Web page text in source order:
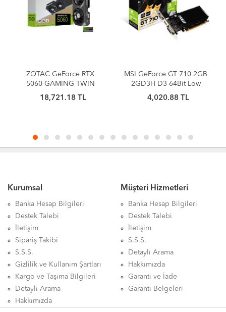
ZOTAC GeForce RTX
5060 GAMING TWIN
EDGE 8GB GDDR7 128Bit
DLSS 4 Ekran Kartı
18,721.18 TL
MSI GeForce GT 710 2GB
2GD3H D3 64Bit Low
Profile
4,020.88 TL
Kurumsal
Banka Hesap Bilgileri
Destek Talebi
İletişim
Sipariş Takibi
S.S.S.
Gizlilik ve Kullanım Şartları
Kargo ve Taşıma Bilgileri
Detaylı Arama
Hakkımızda
Müşteri Hizmetleri
Banka Hesap Bilgileri
Destek Talebi
İletişim
S.S.S.
Detaylı Arama
Hakkımızda
Garanti ve İade
Garanti Belgeleri